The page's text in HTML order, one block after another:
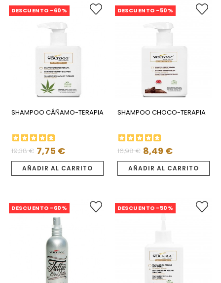
DESCUENTO -60%
SHAMPOO CÁÑAMO-TERAPIA
Precio
regular
19,38 €
Precio 7,75 €
AÑADIR AL CARRITO
DESCUENTO -50%
SHAMPOO CHOCO-TERAPIA
Precio
regular
16,98 €
Precio 8,49 €
AÑADIR AL CARRITO
DESCUENTO -60% DESCUENTO -50%